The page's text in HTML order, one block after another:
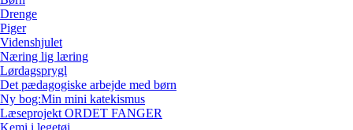
Drenge
Piger
Videnshjulet
Næring lig læring
Lørdagsprygl
Det pædagogiske arbejde med børn
Ny bog:Min mini katekismus
Læseprojekt ORDET FANGER
Kemi i legetøj